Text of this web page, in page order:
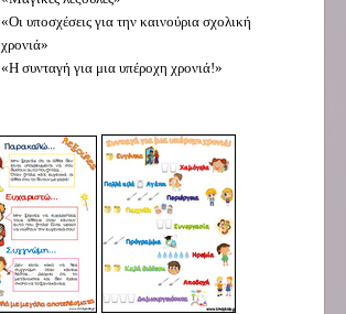
«Οι υποσχέσεις για την καινούρια σχολική
χρονιά»
«Η συνταγή για μια υπέροχη χρονιά!»